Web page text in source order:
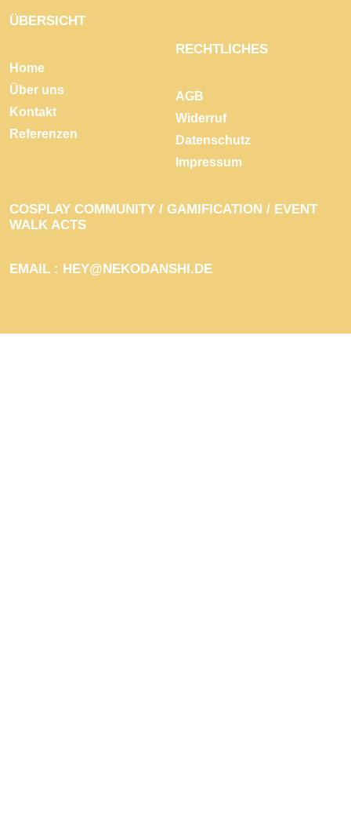
ÜBERSICHT
Home
Über uns
Kontakt
Referenzen
RECHTLICHES
AGB
Widerruf
Datenschutz
Impressum
COSPLAY COMMUNITY / GAMIFICATION / EVENT
WALK ACTS
EMAIL : HEY@NEKODANSHI.DE